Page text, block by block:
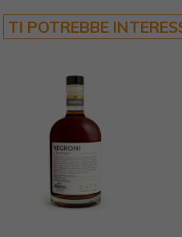
TI POTREBBE